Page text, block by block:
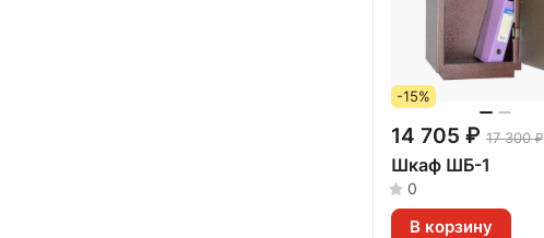
-15%
14 705 ₽ 17 300 ₽
Шкаф ШБ-1
0
В корзину